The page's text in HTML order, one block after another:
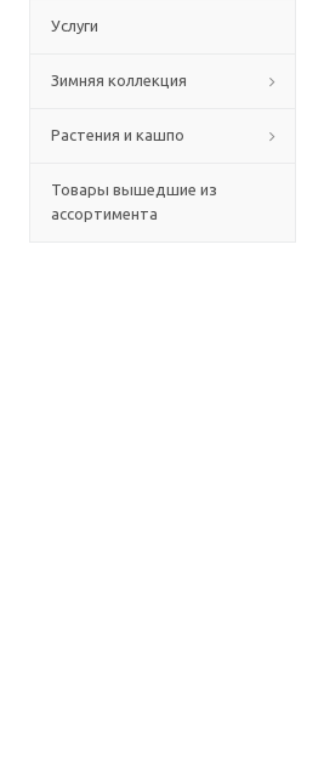
Услуги
Зимняя коллекция
Растения и кашпо
Товары вышедшие из
ассортимента